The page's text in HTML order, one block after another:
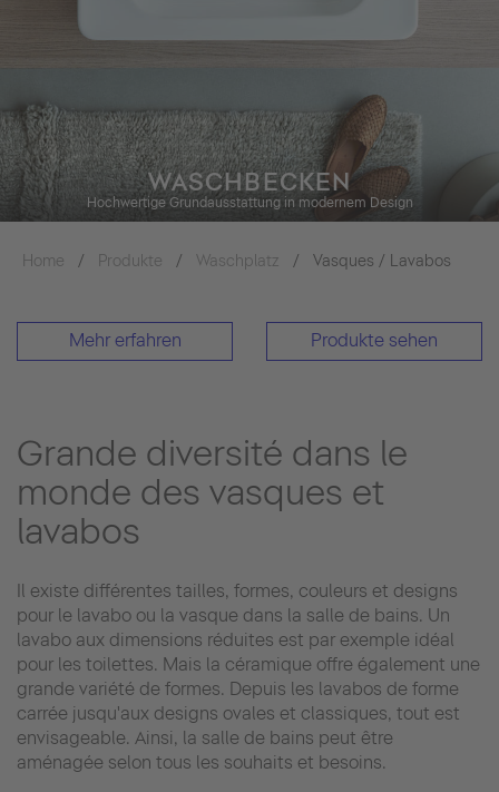
WASCHBECKEN
Hochwertige Grundausstattung in modernem Design
Home Produkte Waschplatz Vasques / Lavabos
Mehr erfahren Produkte sehen
Grande diversité dans le
monde des vasques et
lavabos
Il existe différentes tailles, formes, couleurs et designs
pour le lavabo ou la vasque dans la salle de bains. Un
lavabo aux dimensions réduites est par exemple idéal
pour les toilettes. Mais la céramique offre également une
grande variété de formes. Depuis les lavabos de forme
carrée jusqu'aux designs ovales et classiques, tout est
envisageable. Ainsi, la salle de bains peut être
aménagée selon tous les souhaits et besoins.